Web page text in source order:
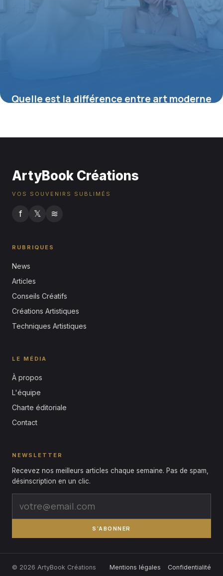
Quelle est la différence entre art moderne
ArtyBook Créations
VOS SOUVENIRS SUBLIMÉS
f 𝕏 ≋
RUBRIQUES
News
Articles
Conseils Créatifs
Créations Artistiques
Techniques Artistiques
LE MÉDIA
À propos
L'équipe
Charte éditoriale
Contact
NEWSLETTER
Recevez nos meilleurs articles chaque semaine. Pas de spam,
désinscription en un clic.
S'ABONNER
© 2026 ArtyBook Créations Mentions légales Confidentialité